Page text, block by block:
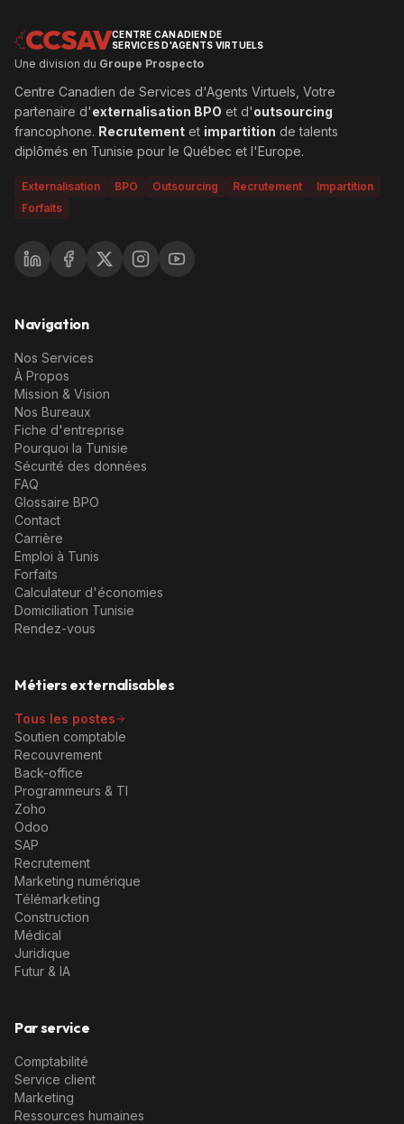
CCSAVCENTRE CANADIEN DE
SERVICES D'AGENTS VIRTUELS
Une division du Groupe Prospecto
Centre Canadien de Services d'Agents Virtuels, Votre
partenaire d'externalisation BPO et d'outsourcing
francophone. Recrutement et impartition de talents
diplômés en Tunisie pour le Québec et l'Europe.
Externalisation BPO Outsourcing Recrutement
Impartition
Forfaits
Navigation
Nos Services
À Propos
Mission & Vision
Nos Bureaux
Fiche d'entreprise
Pourquoi la Tunisie
Sécurité des données
FAQ
Glossaire BPO
Contact
Carrière
Emploi à Tunis
Forfaits
Calculateur d'économies
Domiciliation Tunisie
Rendez-vous
Métiers externalisables
Tous les postes
Soutien comptable
Recouvrement
Back-office
Programmeurs & TI
Zoho
Odoo
SAP
Recrutement
Marketing numérique
Télémarketing
Construction
Médical
Juridique
Futur & IA
Par service
Comptabilité
Service client
Marketing
Ressources humaines